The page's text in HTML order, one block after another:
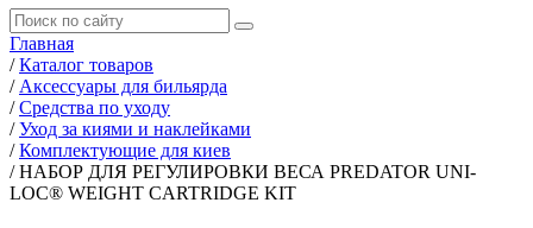
Главная
/ Каталог товаров
/ Аксессуары для бильярда
/ Средства по уходу
/ Уход за киями и наклейками
/ Комплектующие для киев
/ НАБОР ДЛЯ РЕГУЛИРОВКИ ВЕСА PREDATOR UNI-
LOC® WEIGHT CARTRIDGE KIT